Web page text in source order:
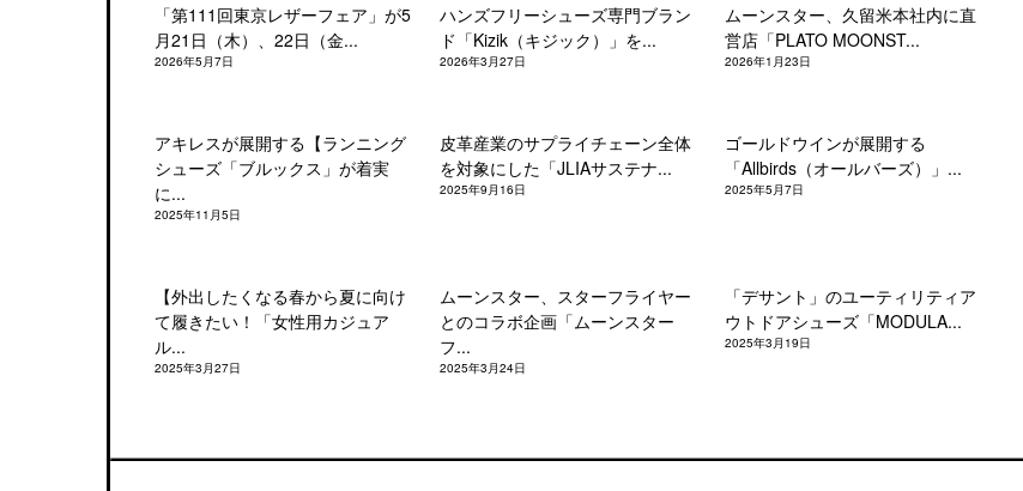
「第111回東京レザーフェア」が5
月21日（木）、22日（金...
2026年5月7日
ハンズフリーシューズ専門ブラン
ド「Kizik（キジック）」を...
2026年3月27日
ムーンスター、久留米本社内に直
営店「PLATO MOONST...
2026年1月23日
アキレスが展開する【ランニング
シューズ「ブルックス」が着実
に...
2025年11月5日
皮革産業のサプライチェーン全体
を対象にした「JLIAサステナ...
2025年9月16日
ゴールドウインが展開する
「Allbirds（オールバーズ）」...
2025年5月7日
【外出したくなる春から夏に向け
て履きたい！「女性用カジュア
ル...
2025年3月27日
ムーンスター、スターフライヤー
とのコラボ企画「ムーンスター
フ...
2025年3月24日
「デサント」のユーティリティア
ウトドアシューズ「MODULA...
2025年3月19日